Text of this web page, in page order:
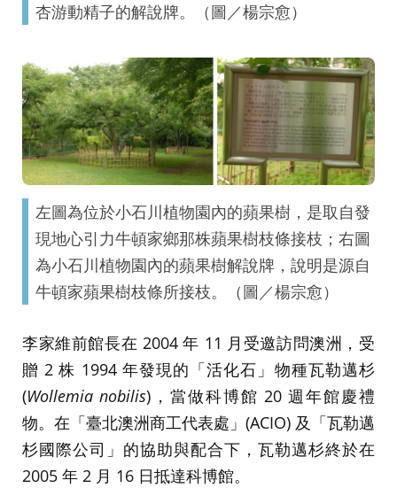
杏游動精子的解說牌。（圖／楊宗愈）
左圖為位於小石川植物園內的蘋果樹，是取自發
現地心引力牛頓家鄉那株蘋果樹枝條接枝；右圖
為小石川植物園內的蘋果樹解說牌，說明是源自
牛頓家蘋果樹枝條所接枝。（圖／楊宗愈）
李家維前館長在 2004 年 11 月受邀訪問澳洲，受
贈 2 株 1994 年發現的「活化石」物種瓦勒邁杉
(Wollemia nobilis)，當做科博館 20 週年館慶禮
物。在「臺北澳洲商工代表處」(ACIO) 及「瓦勒邁
杉國際公司」的協助與配合下，瓦勒邁杉終於在
2005 年 2 月 16 日抵達科博館。